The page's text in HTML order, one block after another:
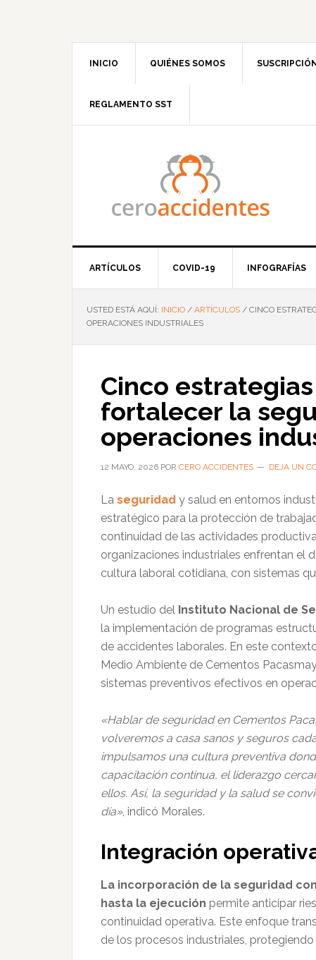
INICIO QUIÉNES SOMOS SUSCRIPCIÓN
REGLAMENTO SST
ARTÍCULOS COVID-19 INFOGRAFÍAS
USTED ESTÁ AQUÍ: INICIO / ARTÍCULOS / CINCO
OPERACIONES INDUSTRIALES
Cinco
fortalecer la
operaciones
12 MAYO, 2026 POR CERO ACCIDENTES DEJA UN
La seguridad y salud en entornos
estratégico para la protección de
continuidad de las actividades
organizaciones industriales enfrentan el
cultura laboral cotidiana, con sistemas
Un estudio del Instituto Nacional de
la implementación de programas
de accidentes laborales. En este
Medio Ambiente de Cementos
sistemas preventivos efectivos en
«Hablar de seguridad en Cementos
volveremos a casa sanos y seguros
impulsamos una cultura preventiva
capacitación continua, el liderazgo
ellos. Así, la seguridad y la salud se
día», indicó Morales.
Integración
La incorporación de la seguridad
hasta la ejecución permite anticipar
continuidad operativa. Este enfoque
de los procesos industriales,